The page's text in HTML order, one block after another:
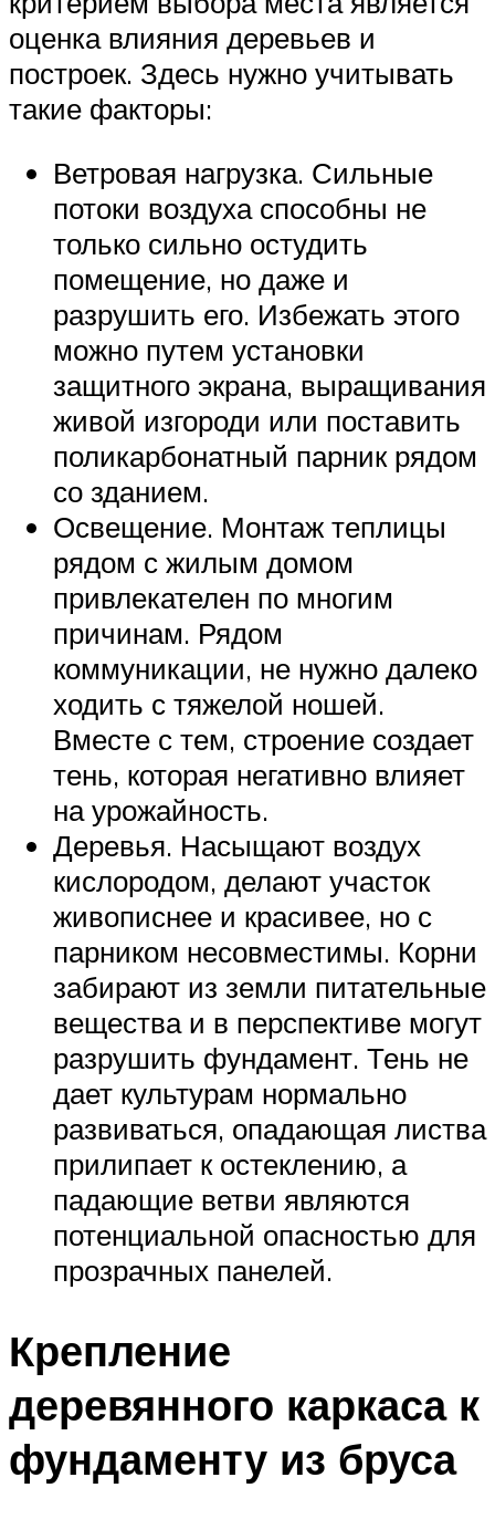
оценка влияния деревьев и
построек. Здесь нужно учитывать
такие факторы:
Ветровая нагрузка. Сильные
потоки воздуха способны не
только сильно остудить
помещение, но даже и
разрушить его. Избежать этого
можно путем установки
защитного экрана, выращивания
живой изгороди или поставить
поликарбонатный парник рядом
со зданием.
Освещение. Монтаж теплицы
рядом с жилым домом
привлекателен по многим
причинам. Рядом
коммуникации, не нужно далеко
ходить с тяжелой ношей.
Вместе с тем, строение создает
тень, которая негативно влияет
на урожайность.
Деревья. Насыщают воздух
кислородом, делают участок
живописнее и красивее, но с
парником несовместимы. Корни
забирают из земли питательные
вещества и в перспективе могут
разрушить фундамент. Тень не
дает культурам нормально
развиваться, опадающая листва
прилипает к остеклению, а
падающие ветви являются
потенциальной опасностью для
прозрачных панелей.
Крепление
деревянного каркаса к
фундаменту из бруса